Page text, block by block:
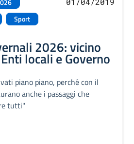
Sport
2026: vicino
locali e Governo
piano piano, perché con il
anche i passaggi che
tutti"